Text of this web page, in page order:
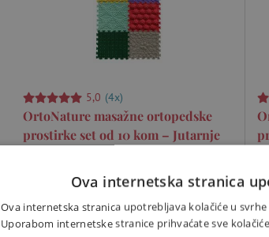
5,0 (4x)
OrtoNature masažne ortopedske
prostirke set od 10 kom – Jutarnje
OrtoNature masažne prostirke izrađene su
od visokokvalitetnog PVC-a (polivinil
klorida) bez BPA i ftalata. Izdržljive su, lako
Ova internetska stranica
Ova internetska stranica upotrebljava kolačiće u
Uporabom internetske stranice prihvaćate sve